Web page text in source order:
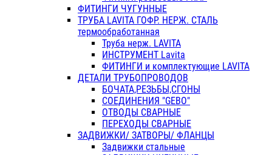
ФИТИНГИ ЧУГУННЫЕ
ТРУБА LAVITA ГОФР. НЕРЖ. СТАЛЬ
термообработанная
Труба нерж. LAVITA
ИНСТРУМЕНТ Lavita
ФИТИНГИ и комплектующие LAVITA
ДЕТАЛИ ТРУБОПРОВОДОВ
БОЧАТА,РЕЗЬБЫ,СГОНЫ
СОЕДИНЕНИЯ "GEBO"
ОТВОДЫ СВАРНЫЕ
ПЕРЕХОДЫ СВАРНЫЕ
ЗАДВИЖКИ/ ЗАТВОРЫ/ ФЛАНЦЫ
Задвижки стальные